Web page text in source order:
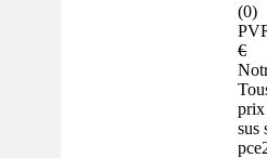
(0)
€
prix
sus
pce